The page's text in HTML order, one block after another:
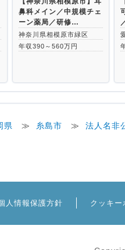
鼻科メイン／中規模チェ
ーン薬局／研修…
神奈川県相模原市緑区
年収390～560万円
県 ≫ 糸島市 ≫ 法人名非
人情報保護方針 クッキー